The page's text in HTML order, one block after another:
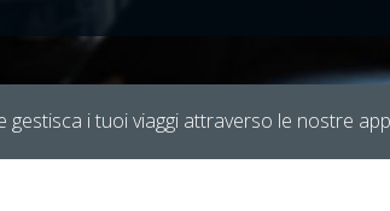
gestisca i tuoi viaggi attraverso le nostre